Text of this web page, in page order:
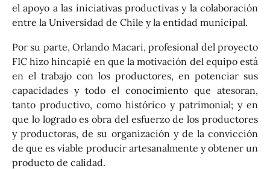
el apoyo a las iniciativas productivas y la colaboración
entre la Universidad de Chile y la entidad municipal.
Por su parte, Orlando Macari, profesional del proyecto
FIC hizo hincapié en que la motivación del equipo está
en el trabajo con los productores, en potenciar sus
capacidades y todo el conocimiento que atesoran,
tanto productivo, como histórico y patrimonial; y en
que lo logrado es obra del esfuerzo de los productores
y productoras, de su organización y de la convicción
de que es viable producir artesanalmente y obtener un
producto de calidad.